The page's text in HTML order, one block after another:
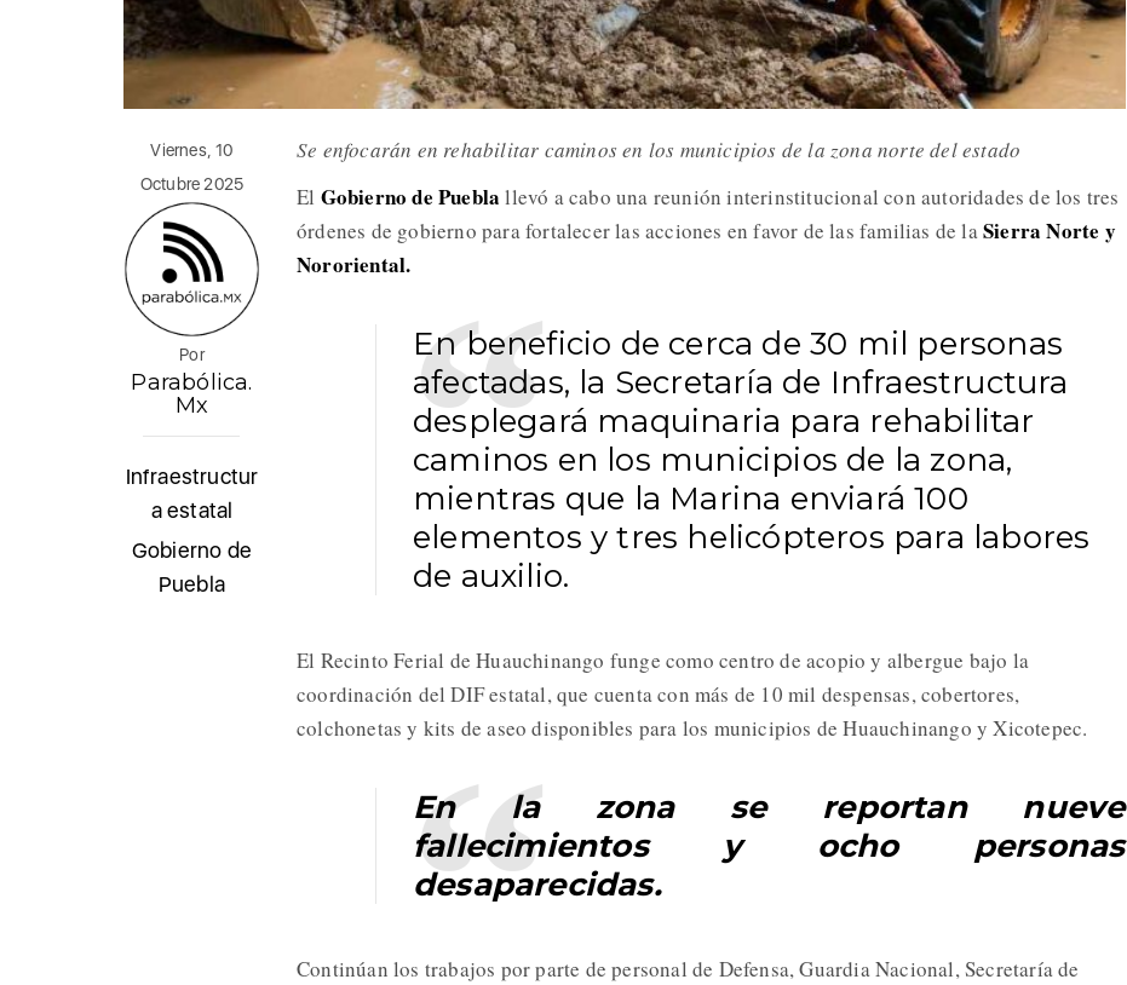
Viernes, 10
Octubre 2025
Por
Parabólica.
Mx
Infraestructur
a estatal
Gobierno de
Puebla
Se enfocarán en rehabilitar caminos en los municipios de la zona norte del estado
El Gobierno de Puebla llevó a cabo una reunión interinstitucional con autoridades de los tres
órdenes de gobierno para fortalecer las acciones en favor de las familias de laSierra Norte y
Nororiental.
En beneficio de cerca de 30 mil personas
afectadas, la Secretaría de Infraestructura
desplegará maquinaria para rehabilitar
caminos en los municipios de la zona,
mientras que la Marina enviará 100
elementos y tres helicópteros para labores
de auxilio.
El Recinto Ferial de Huauchinango funge como centro de acopio y albergue bajo la
coordinación del DIF estatal, que cuenta con más de 10 mil despensas, cobertores,
colchonetas y kits de aseo disponibles para los municipios de Huauchinango y Xicotepec.
En la zona se reportan nueve
fallecimientos y ocho personas
desaparecidas.
Continúan los trabajos por parte de personal de Defensa, Guardia Nacional, Secretaría de